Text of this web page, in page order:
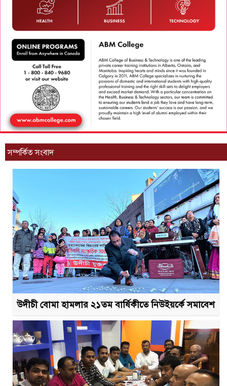
সম্পর্কিত সংবাদ
উদীচী বোমা হামলার ২১তম বার্ষিকীতে নিউইয়র্কে সমাবেশ